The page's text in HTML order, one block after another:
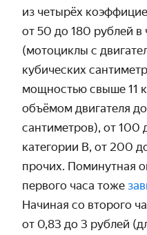
из четырёх
от 50 до 180 рублей
(мотоциклы с
кубических
мощностью свыше 11
объёмом двигателя
сантиметров), от 100
категории В, от 200
прочих. Поминутная
первого часа тоже
Начиная со второго
от 0,83 до 3 рублей